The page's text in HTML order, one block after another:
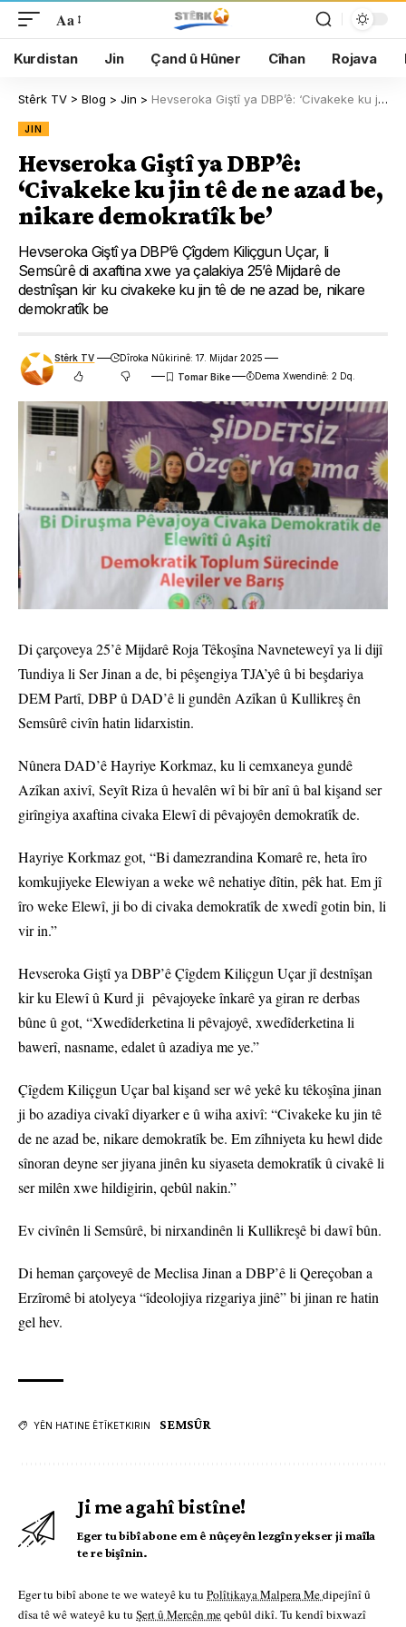
Aa
Kurdistan Jin Çand û Hûner Cîhan Rojava
Stêrk TV > Blog > Jin > Hevseroka Giştî ya DBP’ê: ‘Civakeke ku jin tê de ne azad be, nikare demokratîk be’
JIN
Hevseroka Giştî ya DBP’ê:
‘Civakeke ku jin tê de ne azad be,
nikare demokratîk be’
Hevseroka Giştî ya DBP’ê Çîgdem Kiliçgun Uçar, li
Semsûrê di axaftina xwe ya çalakiya 25’ê Mijdarê de
destnîşan kir ku civakeke ku jin tê de ne azad be, nikare
demokratîk be
Stêrk TV
Dîroka Nûkirinê: 17. Mijdar 2025
Dema Xwendinê: 2 Dq.
Di çarçoveya 25’ê Mijdarê Roja Têkoşîna Navneteweyî ya li dijî
Tundiya li Ser Jinan a de, bi pêşengiya TJA’yê û bi beşdariya
DEM Partî, DBP û DAD’ê li gundên Azîkan û Kullikreş ên
Semsûrê civîn hatin lidarxistin.
Nûnera DAD’ê Hayriye Korkmaz, ku li cemxaneya gundê
Azîkan axivî, Seyît Riza û hevalên wî bi bîr anî û bal kişand ser
girîngiya axaftina civaka Elewî di pêvajoyên demokratîk de.
Hayriye Korkmaz got, “Bi damezrandina Komarê re, heta îro
komkujiyeke Elewiyan a weke wê nehatiye dîtin, pêk hat. Em jî
îro weke Elewî, ji bo di civaka demokratîk de xwedî gotin bin, li
vir in.”
Hevseroka Giştî ya DBP’ê Çîgdem Kiliçgun Uçar jî destnîşan
kir ku Elewî û Kurd ji pêvajoyeke înkarê ya giran re derbas
bûne û got, “Xwedîderketina li pêvajoyê, xwedîderketina li
bawerî, nasname, edalet û azadiya me ye.”
Çîgdem Kiliçgun Uçar bal kişand ser wê yekê ku têkoşîna jinan
ji bo azadiya civakî diyarker e û wiha axivî: “Civakeke ku jin tê
de ne azad be, nikare demokratîk be. Em zîhniyeta ku hewl dide
sînoran deyne ser jiyana jinên ku siyaseta demokratîk û civakê li
ser milên xwe hildigirin, qebûl nakin.”
Ev civînên li Semsûrê, bi nirxandinên li Kullikreşê bi dawî bûn.
Di heman çarçoveyê de Meclisa Jinan a DBP’ê li Qereçoban a
Erzîromê bi atolyeya “îdeolojiya rizgariya jinê” bi jinan re hatin
gel hev.
YÊN HATINE ÊTÎKETKIRIN SEMSÛR
Ji me agahî bistîne!
Eger tu bibî abone em ê nûçeyên lezgîn yekser ji maîla
te re bişînin.
Eger tu bibî abone te we wateyê ku tu Polîtikaya Malpera Medipejînî û
dîsa tê wê wateyê ku tu Şert û Mercên meqebûl dikî. Tu kendî bixwazî